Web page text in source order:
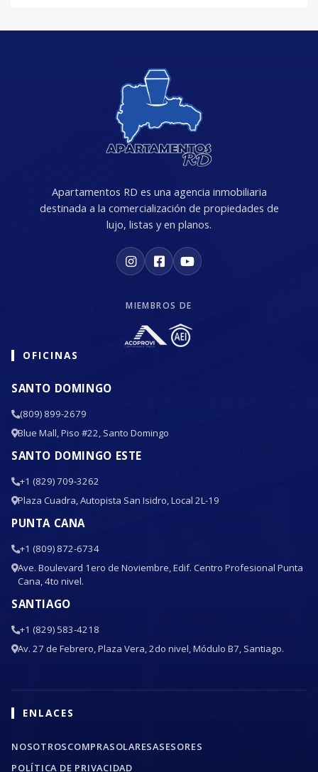
Apartamentos RD es una agencia inmobiliaria
destinada a la comercialización de propiedades de
lujo, listas y en planos.
MIEMBROS DE
OFICINAS
SANTO DOMINGO
(809) 899-2679
Blue Mall, Piso #22, Santo Domingo
SANTO DOMINGO ESTE
+1 (829) 709-3262
Plaza Cuadra, Autopista San Isidro, Local 2L-19
PUNTA CANA
+1 (809) 872-6734
Ave. Boulevard 1ero de Noviembre, Edif. Centro Profesional Punta
Cana, 4to nivel.
SANTIAGO
+1 (829) 583-4218
Av. 27 de Febrero, Plaza Vera, 2do nivel, Módulo B7, Santiago.
ENLACES
NOSOTROSCOMPRASOLARESASESORES
POLÍTICA DE PRIVACIDAD